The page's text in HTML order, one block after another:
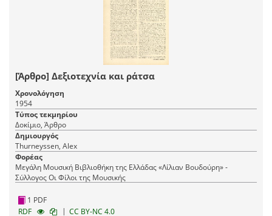
[Άρθρο] Δεξιοτεχνία και ράτσα
Χρονολόγηση
1954
Τύπος τεκμηρίου
Δοκίμιο, Άρθρο
Δημιουργός
Thurneyssen, Alex
Φορέας
Μεγάλη Μουσική Βιβλιοθήκη της Ελλάδας «Λίλιαν Βουδούρη» -
Σύλλογος Οι Φίλοι της Μουσικής
1 PDF
RDF
| CC BY-NC 4.0